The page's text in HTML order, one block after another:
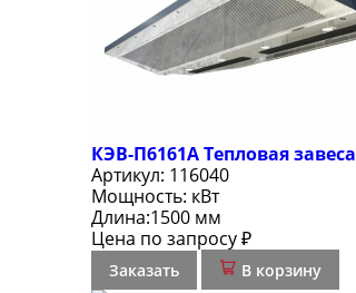
КЭВ-П6161А Тепловая завеса
Артикул: 116040
Мощность: кВт
Длина:1500 мм
Цена по запросу ₽
Заказать В корзину